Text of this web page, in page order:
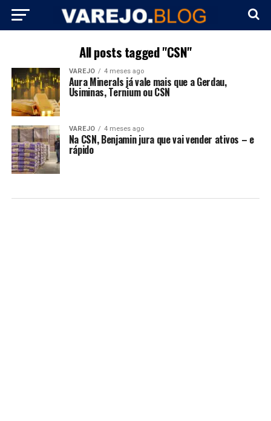
All posts tagged "CSN"
VAREJO 4 meses ago
Aura Minerals já vale mais que a Gerdau,
Usiminas, Ternium ou CSN
VAREJO 4 meses ago
Na CSN, Benjamin jura que vai vender ativos – e
rápido